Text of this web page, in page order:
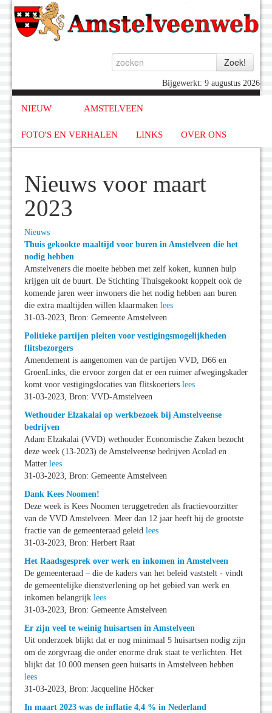
Bijgewerkt: 9 augustus 2026
NIEUW AMSTELVEEN
FOTO'S EN VERHALEN LINKS OVER ONS
Nieuws voor maart
2023
Nieuws
Thuis gekookte maaltijd voor buren in Amstelveen die het
nodig hebben
Amstelveners die moeite hebben met zelf koken, kunnen hulp
krijgen uit de buurt. De Stichting Thuisgekookt koppelt ook de
komende jaren weer inwoners die het nodig hebben aan buren
die extra maaltijden willen klaarmaken lees
31-03-2023, Bron: Gemeente Amstelveen
Politieke partijen pleiten voor vestigingsmogelijkheden
flitsbezorgers
Amendement is aangenomen van de partijen VVD, D66 en
GroenLinks, die ervoor zorgen dat er een ruimer afwegingskader
komt voor vestigingslocaties van flitskoeriers lees
31-03-2023, Bron: VVD-Amstelveen
Wethouder Elzakalai op werkbezoek bij Amstelveense
bedrijven
Adam Elzakalai (VVD) wethouder Economische Zaken bezocht
deze week (13-2023) de Amstelveense bedrijven Acolad en
Matter lees
31-03-2023, Bron: Gemeente Amstelveen
Dank Kees Noomen!
Deze week is Kees Noomen teruggetreden als fractievoorzitter
van de VVD Amstelveen. Meer dan 12 jaar heeft hij de grootste
fractie van de gemeenteraad geleid lees
31-03-2023, Bron: Herbert Raat
Het Raadsgesprek over werk en inkomen in Amstelveen
De gemeenteraad – die de kaders van het beleid vaststelt - vindt
de gemeentelijke dienstverlening op het gebied van werk en
inkomen belangrijk lees
31-03-2023, Bron: Gemeente Amstelveen
Er zijn veel te weinig huisartsen in Amstelveen
Uit onderzoek blijkt dat er nog minimaal 5 huisartsen nodig zijn
om de zorgvraag die onder enorme druk staat te verlichten. Het
blijkt dat 10.000 mensen geen huisarts in Amstelveen hebben
lees
31-03-2023, Bron: Jacqueline Höcker
In maart 2023 was de inflatie 4,4 % in Nederland